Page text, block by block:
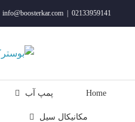
02133959141
info@boosterkar.com
Home پمپ آب
مکانیکال سیل